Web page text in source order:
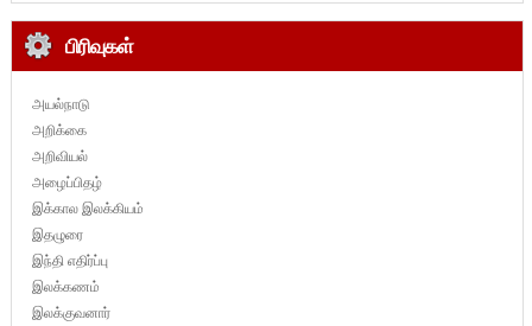
பிரிவுகள்
அயல்நாடு
அறிக்கை
அறிவியல்
அழைப்பிதழ்
இக்கால இலக்கியம்
இதழுரை
இந்தி எதிர்ப்பு
இலக்கணம்
இலக்குவனார்